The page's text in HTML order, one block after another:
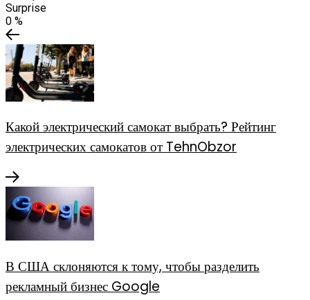
Surprise
0 %
Какой электрический самокат выбрать? Рейтинг
электрических самокатов от TehnObzor
В США склоняются к тому, чтобы разделить
рекламный бизнес Google